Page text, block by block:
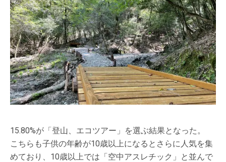
15.80%が「登山、エコツアー」を選ぶ結果となった。
こちらも子供の年齢が10歳以上になるとさらに人気を集
めており、10歳以上では「空中アスレチック」と並んで